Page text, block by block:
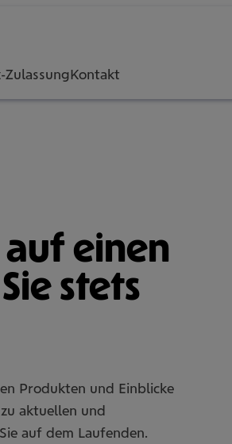
ZulassungKontakt
einen
stets
Produkten und Einblicke
aktuellen und
auf dem Laufenden.